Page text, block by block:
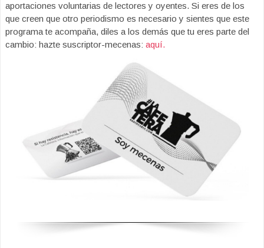
aportaciones voluntarias de lectores y oyentes. Si eres de los
que creen que otro periodismo es necesario y sientes que este
programa te acompaña, diles a los demás que tu eres parte del
cambio: hazte suscriptor-mecenas: aquí.